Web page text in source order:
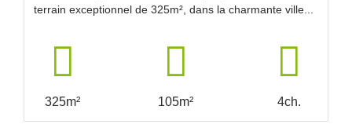
terrain exceptionnel de 325m², dans la charmante ville...
325m² 105m² 4ch.